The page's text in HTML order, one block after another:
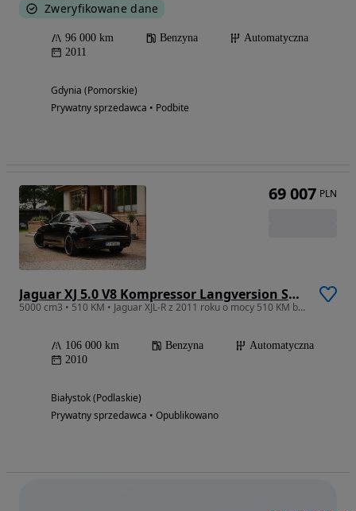
Zweryfikowane dane
96 000 km Benzyna
Automatyczna
2011
Gdynia (Pomorskie)
Prywatny sprzedawca • Podbite
Jaguar XJ 5.0 V8 Kompressor Langversion Supersport
5000 cm3 • 510 KM • Jaguar XJL-R z 2011 roku o mocy 510 KM bEsTia - CzaRny KOT prywatnie
106 000 km Benzyna
Automatyczna
2010
Białystok (Podlaskie)
Prywatny sprzedawca • Opublikowano
69 007 PLN